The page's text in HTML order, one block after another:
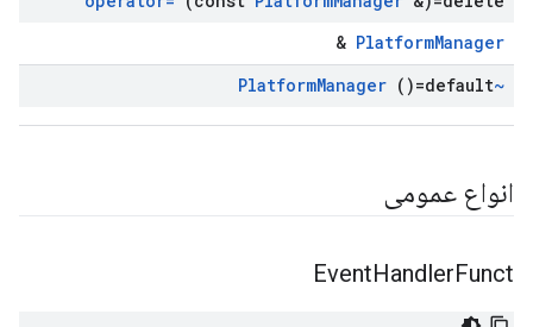
PlatformManager
&
~Platform
Manager ()=default
انواع عمومی
EventHandlerFunct